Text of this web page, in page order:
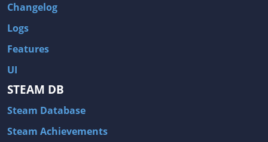
Changelog
Logs
Features
UI
STEAM DB
Steam Database
Steam Achievements